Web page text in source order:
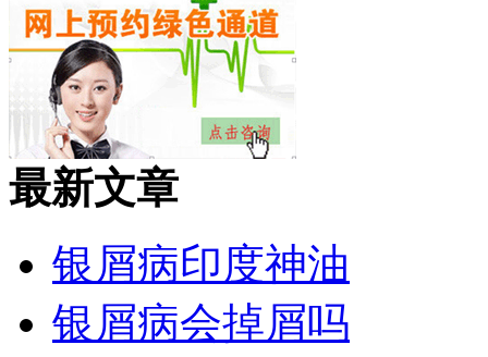
最新文章
银屑病印度神油
银屑病会掉屑吗